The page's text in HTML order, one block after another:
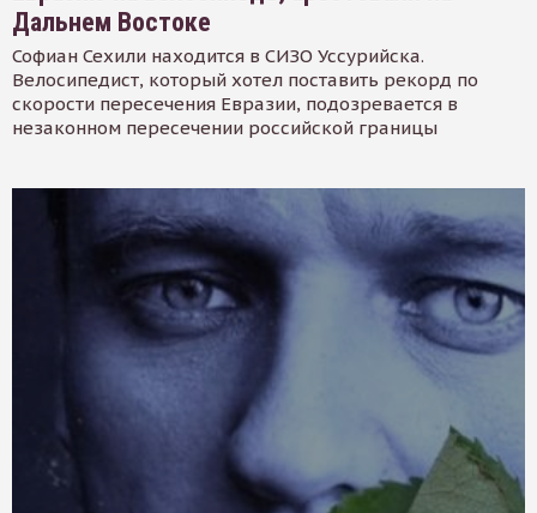
Дальнем Востоке
Софиан Сехили находится в СИЗО Уссурийска.
Велосипедист, который хотел поставить рекорд по
скорости пересечения Евразии, подозревается в
незаконном пересечении российской границы